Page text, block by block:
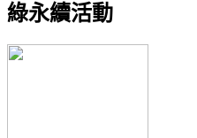
綠永續活動